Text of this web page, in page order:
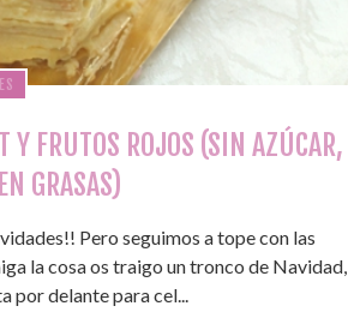
Y FRUTOS ROJOS (SIN AZÚCAR,
GRASAS)
Pero seguimos a tope con las
la cosa os traigo un tronco de Navidad,
por delante para cel...